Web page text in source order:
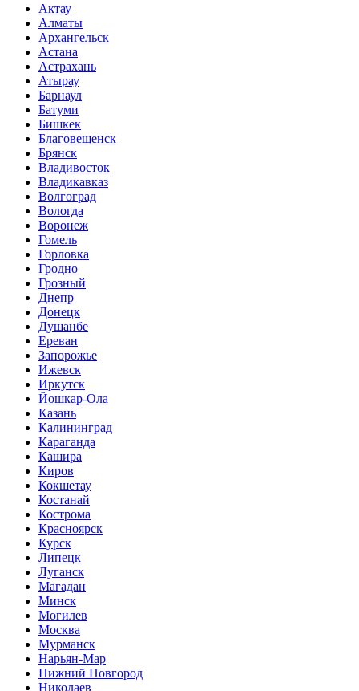
Актау
Алматы
Архангельск
Астана
Астрахань
Атырау
Барнаул
Батуми
Бишкек
Благовещенск
Брянск
Владивосток
Владикавказ
Волгоград
Вологда
Воронеж
Гомель
Горловка
Гродно
Грозный
Днепр
Донецк
Душанбе
Ереван
Запорожье
Ижевск
Иркутск
Йошкар-Ола
Казань
Калининград
Караганда
Кашира
Киров
Кокшетау
Костанай
Кострома
Красноярск
Курск
Липецк
Луганск
Магадан
Минск
Могилев
Москва
Мурманск
Нарьян-Мар
Нижний Новгород
Николаев